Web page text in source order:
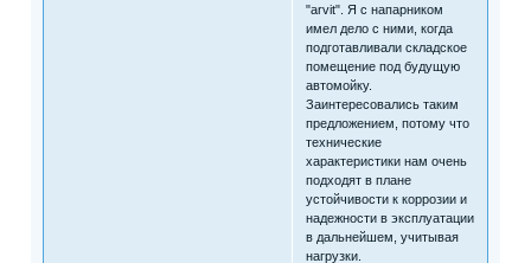
"arvit". Я с напарником
имел дело с ними, когда
подготавливали складское
помещение под будущую
автомойку.
Заинтересовались таким
предложением, потому что
технические
характеристики нам очень
подходят в плане
устойчивости к коррозии и
надежности в эксплуатации
в дальнейшем, учитывая
нагрузки.